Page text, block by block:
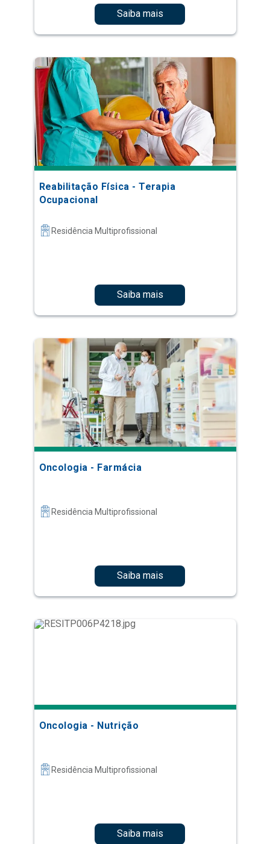
Saiba mais
Reabilitação Física - Terapia
Ocupacional
Residência Multiprofissional
Saiba mais
Oncologia - Farmácia
Residência Multiprofissional
Saiba mais
Oncologia - Nutrição
Residência Multiprofissional
Saiba mais